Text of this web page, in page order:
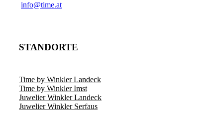
­info@time.at
STANDORTE
Time by Winkler Landeck
Time by Winkler Imst
Juwelier Winkler Landeck
Juwelier Winkler Serfaus